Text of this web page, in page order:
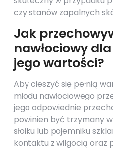
czy stanów zapalnych
Jak
nawłociowy
jego wartości?
Aby cieszyć się pełnią
miodu nawłociowego
jego odpowiednie
powinien być trzymany
słoiku lub pojemniku
kontaktu z wilgocią oraz